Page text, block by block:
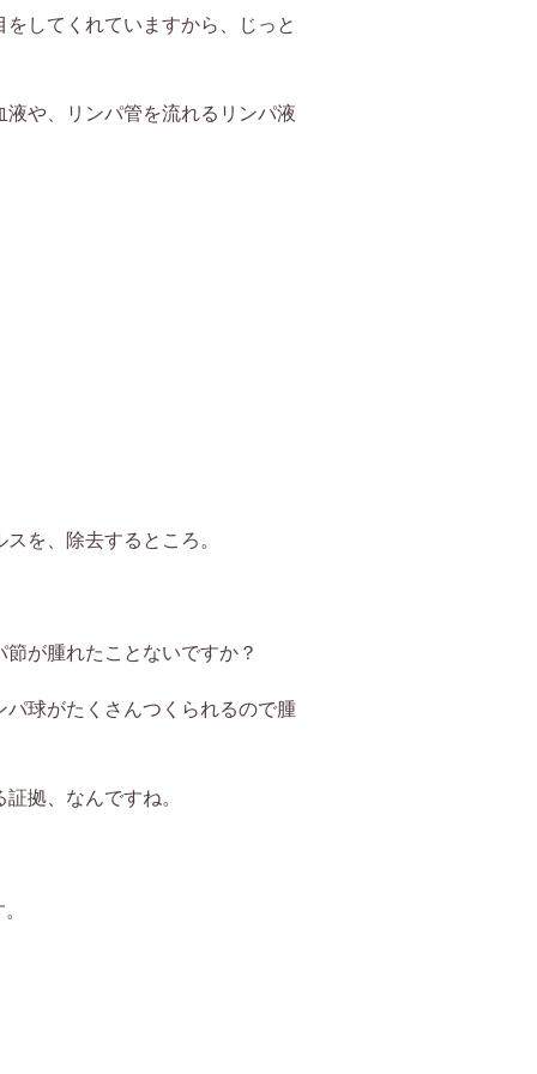
してくれていますから、じっと
や、リンパ管を流れるリンパ液
を、除去するところ。
が腫れたことないですか？
球がたくさんつくられるので腫
拠、なんですね。